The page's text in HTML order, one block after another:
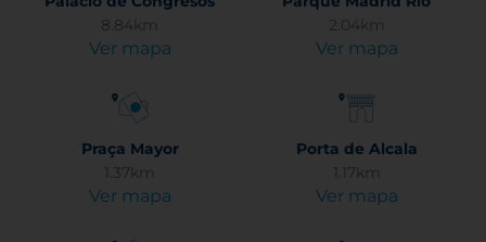
8.84km
Ver mapa
2.04km
Ver mapa
Praça Mayor
1.37km
Ver mapa
Porta de Alcala
1.17km
Ver mapa